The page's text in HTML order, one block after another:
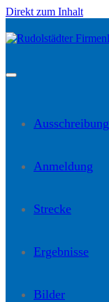
Direkt zum Inhalt
Ausschreibung
Anmeldung
Strecke
Ergebnisse
Bilder